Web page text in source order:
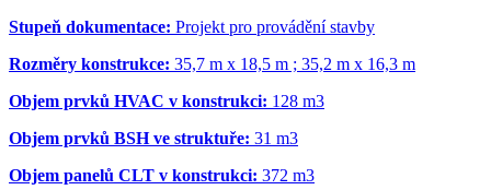
Stupeň dokumentace: Projekt pro provádění stavby
Rozměry konstrukce: 35,7 m x 18,5 m ; 35,2 m x 16,3 m
Objem prvků HVAC v konstrukci: 128 m3
Objem prvků BSH ve struktuře: 31 m3
Objem panelů CLT v konstrukci: 372 m3